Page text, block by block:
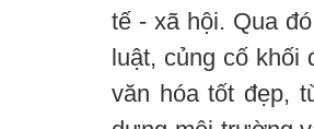
tế - xã hội. Qua
luật, củng cố khối
văn hóa tốt đẹp,